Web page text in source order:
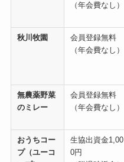
（年会費なし）
秋川牧園
会員登録無料
（年会費なし）
無農薬野菜
のミレー
会員登録無料
（年会費なし）
おうちコー
プ（ユーコ
生協出資金1,00
0円